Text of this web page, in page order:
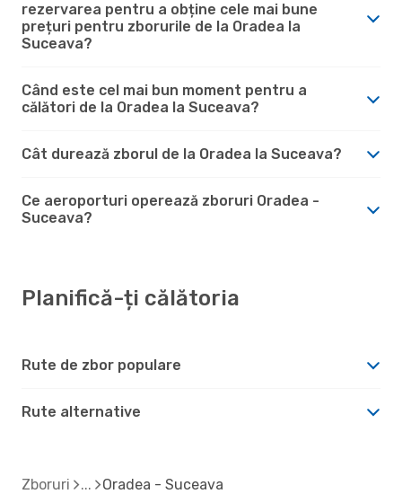
rezervarea pentru a obține cele mai bune
prețuri pentru zborurile de la Oradea la
Suceava?
Când este cel mai bun moment pentru a
călători de la Oradea la Suceava?
Cât durează zborul de la Oradea la Suceava?
Ce aeroporturi operează zboruri Oradea -
Suceava?
Planifică-ți călătoria
Rute de zbor populare
Rute alternative
Zboruri Oradea - Suceava